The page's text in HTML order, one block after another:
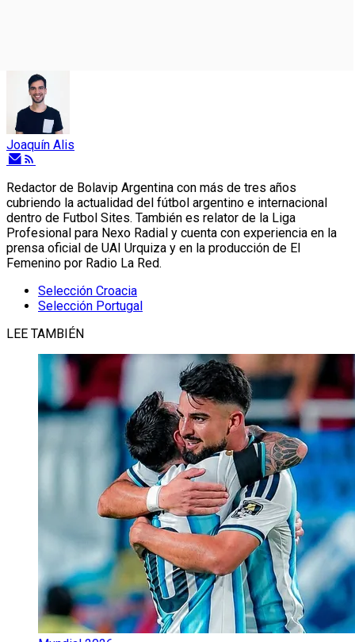
Joaquín Alis
Redactor de Bolavip Argentina con más de tres años
cubriendo la actualidad del fútbol argentino e internacional
dentro de Futbol Sites. También es relator de la Liga
Profesional para Nexo Radial y cuenta con experiencia en la
prensa oficial de UAI Urquiza y en la producción de El
Femenino por Radio La Red.
Selección Croacia
Selección Portugal
LEE TAMBIÉN